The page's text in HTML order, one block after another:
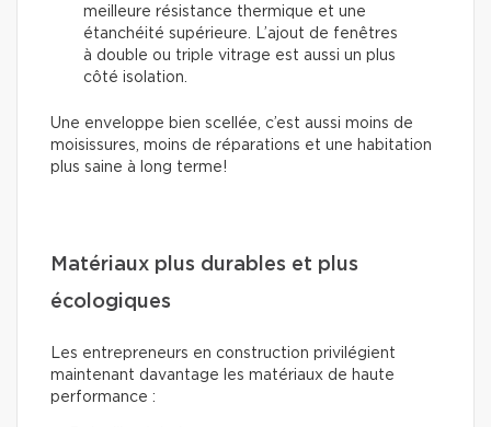
meilleure résistance thermique et une
étanchéité supérieure. L’ajout de fenêtres
à double ou triple vitrage est aussi un plus
côté isolation.
Une enveloppe bien scellée, c’est aussi moins de
moisissures, moins de réparations et une habitation
plus saine à long terme!
Matériaux plus durables et plus
écologiques
Les entrepreneurs en construction privilégient
maintenant davantage les matériaux de haute
performance :